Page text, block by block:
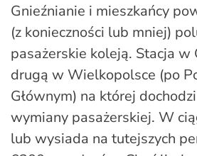
Gnieźnianie i mieszkańcy
(z konieczności lub mniej)
pasażerskie koleją. Stacja w
drugą w Wielkopolsce (po
Głównym) na której
wymiany pasażerskiej. W
lub wysiada na tutejszych